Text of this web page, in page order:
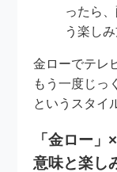
ったら
う楽し
金ローでテレ
もう一度じっ
というスタイ
「金ロー
意味と楽し